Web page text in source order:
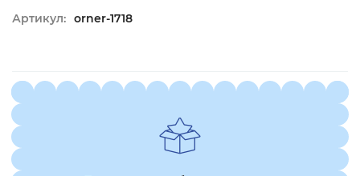
Артикул: orner-1718